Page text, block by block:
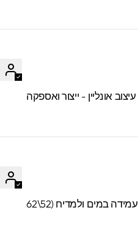
אונליין - ייצור ואספקה
מדבקות שם לילדים - ערכת סימון עמידה במים ולמדיח (52\62